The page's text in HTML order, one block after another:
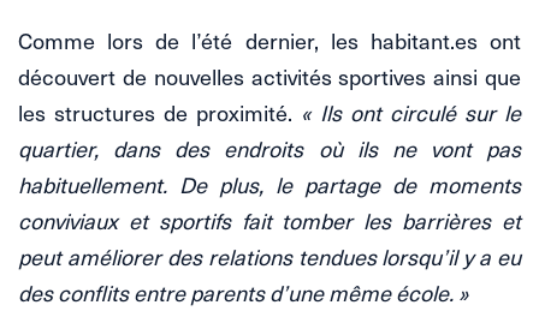
Comme lors de l’été dernier, les habitant.es ont
découvert de nouvelles activités sportives ainsi que
les structures de proximité. « Ils ont circulé sur le
quartier, dans des endroits où ils ne vont pas
habituellement. De plus, le partage de moments
conviviaux et sportifs fait tomber les barrières et
peut améliorer des relations tendues lorsqu’il y a eu
des conflits entre parents d’une même école. »